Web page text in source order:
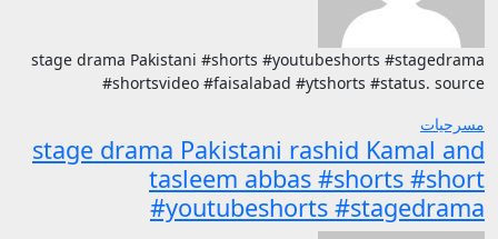
stage drama Pakistani #shorts #youtubeshorts #stagedrama
#shortsvideo #faisalabad #ytshorts #status. source
مسرحيات
stage drama Pakistani rashid Kamal and
tasleem abbas #shorts #short
#youtubeshorts #stagedrama